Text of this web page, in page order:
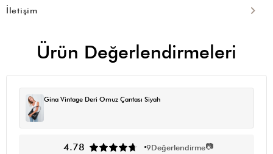
İletişim
Ürün Değerlendirmeleri
Gina Vintage Deri Omuz Çantası Siyah
4.78 9Değerlendirme📷